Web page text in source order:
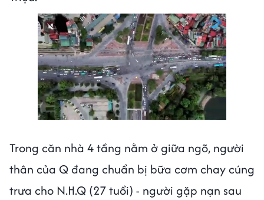
Trong căn nhà 4 tầng nằm ở giữa ngõ, người
thân của Q đang chuẩn bị bữa cơm chay cúng
trưa cho N.H.Q (27 tuổi) - người gặp nạn sau